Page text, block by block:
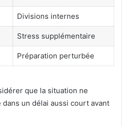
Divisions internes
Stress supplémentaire
Préparation perturbée
que la situation ne
un délai aussi court avant